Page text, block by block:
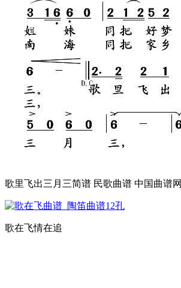
歌里飞出三月三简谱 民歌曲谱 中国曲谱网
歌在飞情在追